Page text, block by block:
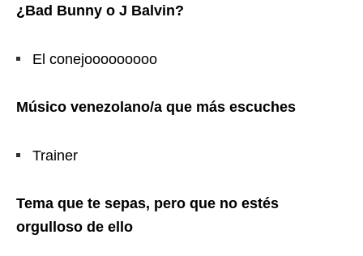
¿Bad Bunny o J Balvin?
El conejooooooooo
Músico venezolano/a que más escuches
Trainer
Tema que te sepas, pero que no estés
orgulloso de ello